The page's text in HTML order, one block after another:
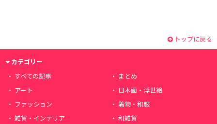
トップに戻る
カテゴリー
すべての記事
まとめ
アート
日本画・浮世絵
ファッション
着物・和服
雑貨・インテリア
和雑貨